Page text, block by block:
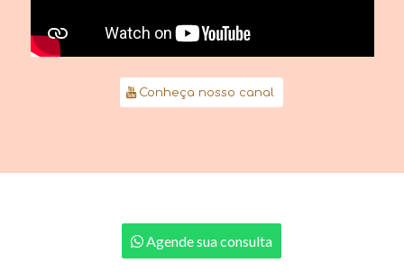
Conheça nosso canal
Agende sua consulta